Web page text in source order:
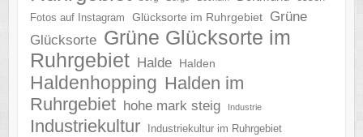
Fotos auf Instagram
Glücksorte im Ruhrgebiet
Grüne
Glücksorte Grüne Glücksorte im
Ruhrgebiet Halde Halden
Haldenhopping Halden im
Ruhrgebiet hohe mark steig Industrie
Industriekultur Industriekultur im Ruhrgebiet